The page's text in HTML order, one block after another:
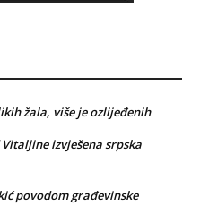
žala, više je ozlijeđenih
izvješena srpska
povodom građevinske